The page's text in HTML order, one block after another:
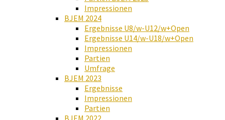
Impressionen
BJEM 2024
Ergebnisse U8/w-U12/w+Open
Ergebnisse U14/w-U18/w+Open
Impressionen
Partien
Umfrage
BJEM 2023
Ergebnisse
Impressionen
Partien
BJEM 2022